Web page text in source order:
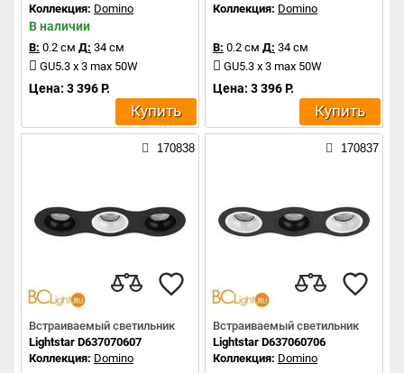
Коллекция: Domino
В наличии
В: 0.2 см Д: 34 см
GU5.3 x 3 max 50W
Цена: 3 396 Р.
Купить
Коллекция: Domino
В: 0.2 см Д: 34 см
GU5.3 x 3 max 50W
Цена: 3 396 Р.
Купить
170838
Встраиваемый светильник
Lightstar D637070607
Коллекция: Domino
170837
Встраиваемый светильник
Lightstar D637060706
Коллекция: Domino